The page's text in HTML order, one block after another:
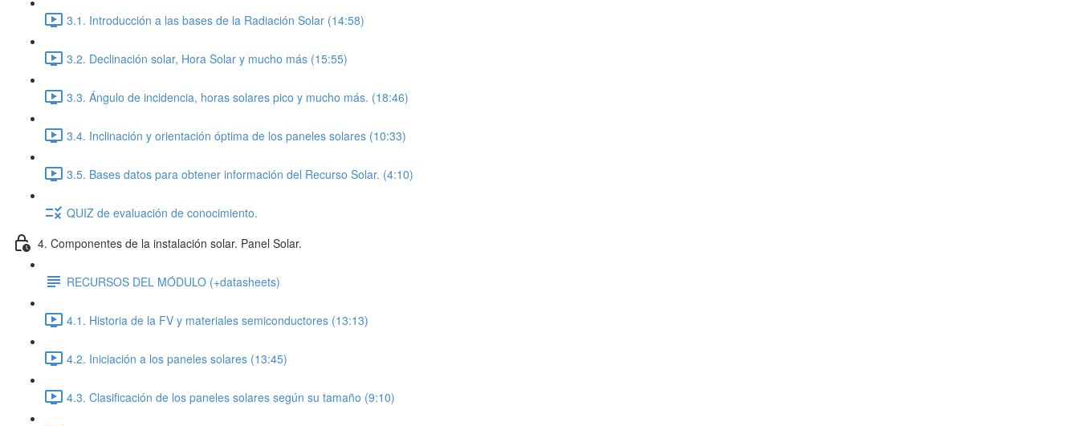
3.1. Introducción a las bases de la Radiación Solar (14:58)
3.2. Declinación solar, Hora Solar y mucho más (15:55)
3.3. Ángulo de incidencia, horas solares pico y mucho más. (18:46)
3.4. Inclinación y orientación óptima de los paneles solares (10:33)
3.5. Bases datos para obtener información del Recurso Solar. (4:10)
QUIZ de evaluación de conocimiento.
4. Componentes de la instalación solar. Panel Solar.
RECURSOS DEL MÓDULO (+datasheets)
4.1. Historia de la FV y materiales semiconductores (13:13)
4.2. Iniciación a los paneles solares (13:45)
4.3. Clasificación de los paneles solares según su tamaño (9:10)